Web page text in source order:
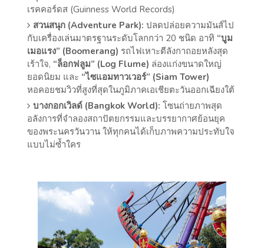
เรคคอร์ดส (Guinness World Records)
สวนสนุก (Adventure Park): ปลดปล่อยความมันส์ไป
กับเครื่องเล่นมาตรฐานระดับโลกกว่า 20 ชนิด อาทิ “บูม
เมอแรง” (Boomerang) รถไฟเหาะตีลังกาถอยหลังสุด
เร้าใจ, “ล็อกฟลูม” (Log Flume) ล่องแก่งขนาดใหญ่
ยอดนิยม และ “ไซแอมทาวเวอร์” (Siam Tower)
หอคอยชมวิวที่สูงที่สุดในภูมิภาคเอเชียตะวันออกเฉียงใต้
บางกอกเวิลด์ (Bangkok World): โซนถ่ายภาพสุด
อลังการที่จำลองสถาปัตยกรรมและบรรยากาศย้อนยุค
ของพระนครวันวาน ให้ทุกคนได้เก็บภาพความประทับใจ
แบบไม่ซ้ำใคร